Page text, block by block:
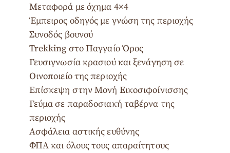
Μεταφορά με όχημα 4×4
Έμπειρος οδηγός με γνώση της περιοχής
Συνοδός βουνού
Trekking στο Παγγαίο Όρος
Γευσιγνωσία κρασιού και ξενάγηση σε
Οινοποιείο της περιοχής
Επίσκεψη στην Μονή Εικοσιφοίνισσης
Γεύμα σε παραδοσιακή ταβέρνα της
περιοχής
Ασφάλεια αστικής ευθύνης
ΦΠΑ και όλους τους απαραίτητους